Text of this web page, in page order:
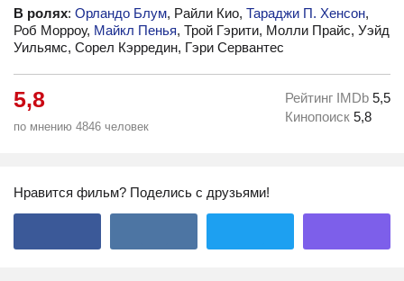
В ролях: Орландо Блум, Райли Кио, Тараджи П. Хенсон,
Роб Морроу, Майкл Пенья, Трой Гэрити, Молли Прайс, Уэйд
Уильямс, Сорел Кэрредин, Гэри Сервантес
5,8
по мнению 4846 человек
Рейтинг IMDb 5,5
Кинопоиск 5,8
Нравится фильм? Поделись с друзьями!